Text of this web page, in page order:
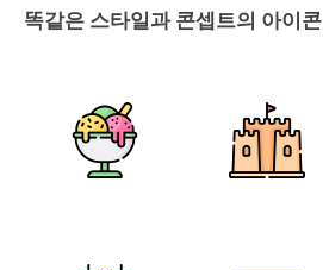
똑같은 스타일과 콘셉트의 아이콘